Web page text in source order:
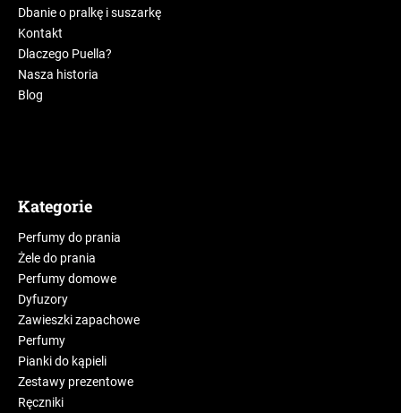
Dbanie o pralkę i suszarkę
Kontakt
Dlaczego Puella?
Nasza historia
Blog
Kategorie
Perfumy do prania
Żele do prania
Perfumy domowe
Dyfuzory
Zawieszki zapachowe
Perfumy
Pianki do kąpieli
Zestawy prezentowe
Ręczniki